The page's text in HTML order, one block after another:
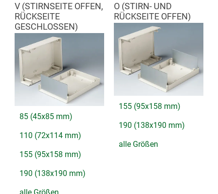
V (STIRNSEITE OFFEN,
RÜCKSEITE
GESCHLOSSEN)
85 (45x85 mm)
110 (72x114 mm)
155 (95x158 mm)
190 (138x190 mm)
O (STIRN- UND
RÜCKSEITE OFFEN)
155 (95x158 mm)
190 (138x190 mm)
alle Größen